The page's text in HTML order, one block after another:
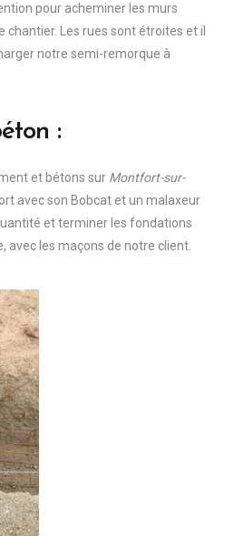
pour acheminer les murs
chantier. Les rues sont étroites et il
notre semi-remorque à
:
et bétons sur Montfort-sur-
avec son Bobcat et un malaxeur
et terminer les fondations
avec les maçons de notre client.